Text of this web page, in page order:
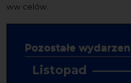
ww celów.
Pozostałe
Listopad